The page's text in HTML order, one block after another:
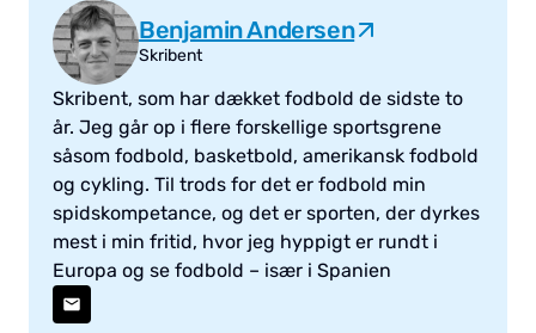
Benjamin Andersen
Skribent
Skribent, som har dækket fodbold de sidste to
år. Jeg går op i flere forskellige sportsgrene
såsom fodbold, basketbold, amerikansk fodbold
og cykling. Til trods for det er fodbold min
spidskompetance, og det er sporten, der dyrkes
mest i min fritid, hvor jeg hyppigt er rundt i
Europa og se fodbold – især i Spanien